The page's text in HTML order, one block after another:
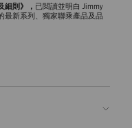
細則》， 已閱讀並明白 Jimmy
最新系列、獨家聯乘產品及品